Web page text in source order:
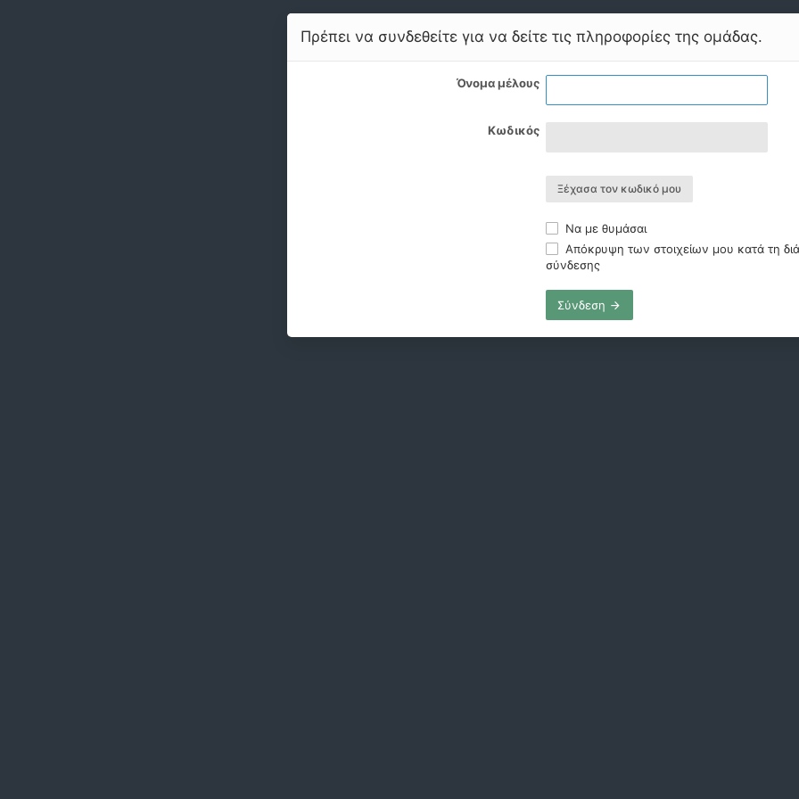
Πρέπει να συνδεθείτε για να δείτε τις πληροφορίες της ομάδας.
Όνομα μέλους
Κωδικός
Ξέχασα τον κωδικό μου
Να με θυμάσαι
Απόκρυψη των στοιχείων μου κατά τη
σύνδεσης
Σύνδεση